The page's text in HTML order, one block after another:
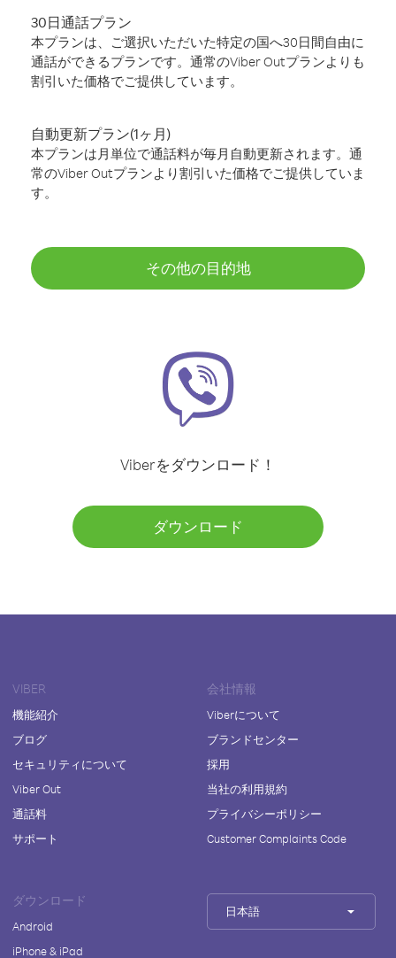
30日通話プラン
本プランは、ご選択いただいた特定の国へ30日間自由に
通話ができるプランです。通常のViber Outプランよりも
割引いた価格でご提供しています。
自動更新プラン(1ヶ月)
本プランは月単位で通話料が毎月自動更新されます。通
常のViber Outプランより割引いた価格でご提供していま
す。
その他の目的地
Viberをダウンロード！
ダウンロード
VIBER
機能紹介
ブログ
セキュリティについて
Viber Out
通話料
サポート
会社情報
Viberについて
ブランドセンター
採用
当社の利用規約
プライバシーポリシー
Customer Complaints Code
ダウンロード
Android
iPhone & iPad
日本語